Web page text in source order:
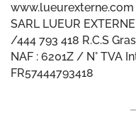
www.lueurexterne.com
SARL LUEUR
/444 793 418 R.C.S
NAF : 6201Z / N° TVA
FR57444793418